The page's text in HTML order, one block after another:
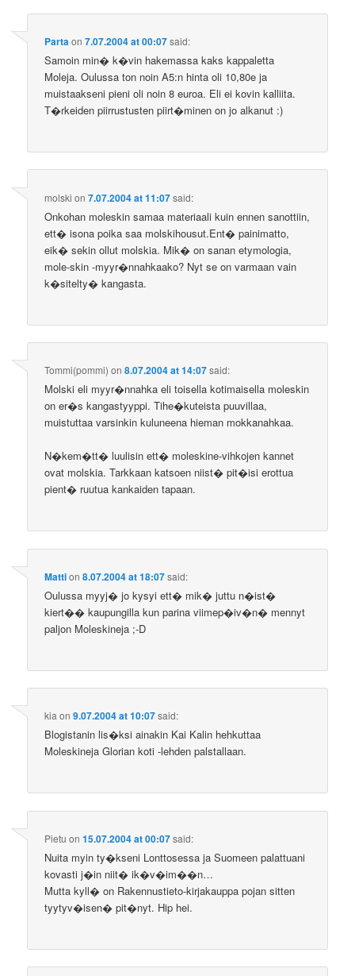
Partaon7.07.2004 at 00:07said:
Samoin min� k�vin hakemassa kaks kappaletta
Moleja. Oulussa ton noin A5:n hinta oli 10,80e ja
muistaakseni pieni oli noin 8 euroa. Eli ei kovin kalliita.
T�rkeiden piirrustusten piirt�minen on jo alkanut :)
molski on7.07.2004 at 11:07said:
Onkohan moleskin samaa materiaali kuin ennen sanottiin,
ett� isona poika saa molskihousut.Ent� painimatto,
eik� sekin ollut molskia. Mik� on sanan etymologia,
mole-skin -myyr�nnahkaako? Nyt se on varmaan vain
k�sitelty� kangasta.
Tommi(pommi) on8.07.2004 at 14:07said:
Molski eli myyr�nnahka eli toisella kotimaisella moleskin
on er�s kangastyyppi. Tihe�kuteista puuvillaa,
muistuttaa varsinkin kuluneena hieman mokkanahkaa.
N�kem�tt� luulisin ett� moleskine-vihkojen kannet
ovat molskia. Tarkkaan katsoen niist� pit�isi erottua
pient� ruutua kankaiden tapaan.
Mattion8.07.2004 at 18:07said:
Oulussa myyj� jo kysyi ett� mik� juttu n�ist�
kiert�� kaupungilla kun parina viimep�iv�n� mennyt
paljon Moleskineja ;-D
kia on9.07.2004 at 10:07said:
Blogistanin lis�ksi ainakin Kai Kalin hehkuttaa
Moleskineja Glorian koti -lehden palstallaan.
Pietu on15.07.2004 at 00:07said:
Nuita myin ty�kseni Lonttosessa ja Suomeen palattuani
kovasti j�in niit� ik�v�im��n…
Mutta kyll� on Rakennustieto-kirjakauppa pojan sitten
tyytyv�isen� pit�nyt. Hip hei.